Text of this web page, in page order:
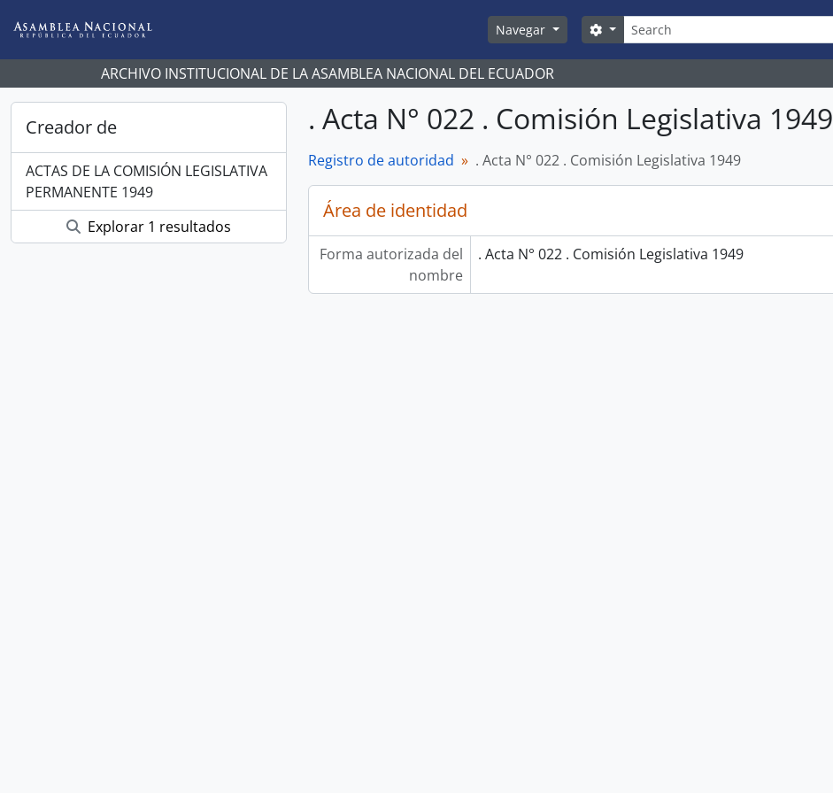
Navegar
Búsqueda
Search options
ARCHIVO INSTITUCIONAL DE LA ASAMBLEA NACIONAL DEL ECUADOR
Creador de
ACTAS DE LA COMISIÓN LEGISLATIVA
PERMANENTE 1949
Explorar 1 resultados
. Acta N° 022 . Comisión Legislativa 1949
Registro de autoridad . Acta N° 022 . Comisión Legislativa 1949
Área de identidad
Forma autorizada del
nombre
. Acta N° 022 . Comisión Legislativa 1949